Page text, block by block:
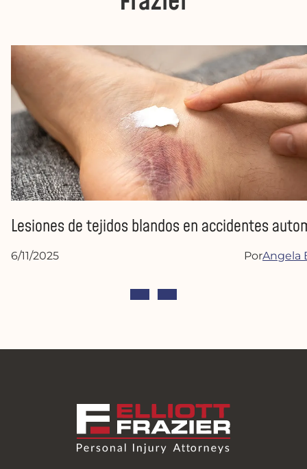
Lesiones de tejidos blandos en accidentes
6/11/2025 PorAngela